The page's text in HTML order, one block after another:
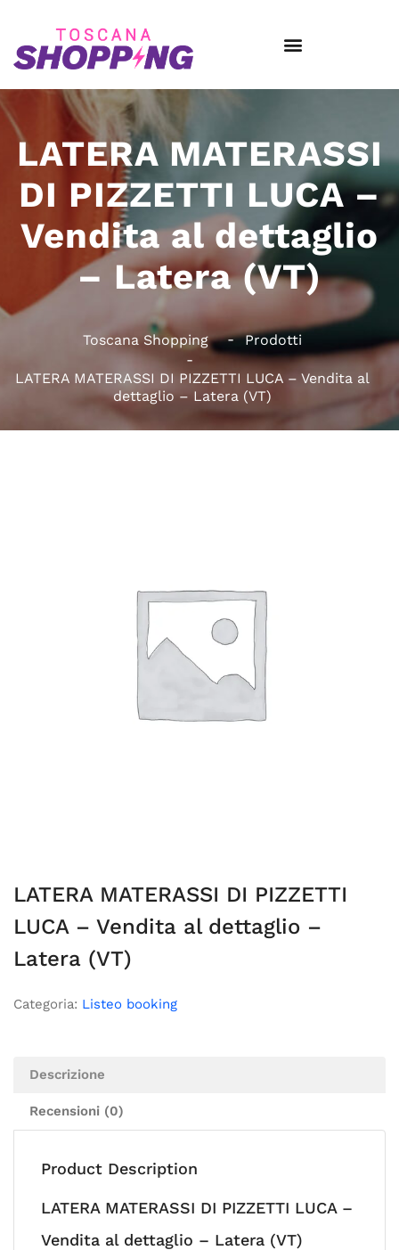
LATERA MATERASSI
DI PIZZETTI LUCA –
Vendita al dettaglio
– Latera (VT)
Toscana Shopping Prodotti
LATERA MATERASSI DI PIZZETTI LUCA – Vendita al
dettaglio – Latera (VT)
LATERA MATERASSI DI PIZZETTI
LUCA – Vendita al dettaglio –
Latera (VT)
Categoria: Listeo booking
Descrizione
Recensioni (0)
Product Description
LATERA MATERASSI DI PIZZETTI LUCA –
Vendita al dettaglio – Latera (VT)